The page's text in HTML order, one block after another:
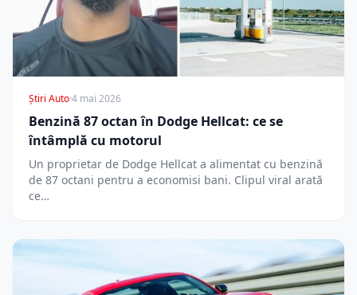
Știri Auto·4 mai 2026
Benzină 87 octan în Dodge Hellcat: ce se
întâmplă cu motorul
Un proprietar de Dodge Hellcat a alimentat cu benzină
de 87 octani pentru a economisi bani. Clipul viral arată
ce…